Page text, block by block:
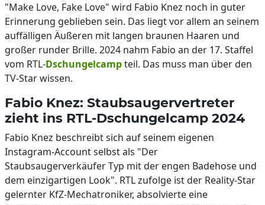
"Make Love, Fake Love" wird Fabio Knez noch in guter
Erinnerung geblieben sein. Das liegt vor allem an seinem
auffälligen Äußeren mit langen braunen Haaren und
großer runder Brille. 2024 nahm Fabio an der 17. Staffel
vom RTL-Dschungelcampteil. Das muss man über den
TV-Star wissen.
Fabio Knez: Staubsaugervertreter
zieht ins RTL-Dschungelcamp 2024
Fabio Knez beschreibt sich auf seinem eigenen
Instagram-Account selbst als "Der
Staubsaugerverkäufer Typ mit der engen Badehose und
dem einzigartigen Look". RTL zufolge ist der Reality-Star
gelernter KfZ-Mechatroniker, absolvierte eine